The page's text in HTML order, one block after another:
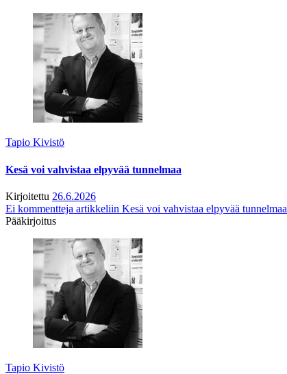
Tapio Kivistö
Kesä voi vahvistaa elpyvää tunnelmaa
Kirjoitettu 26.6.2026
Ei kommentteja artikkeliin Kesä voi vahvistaa elpyvää tunnelmaa
Pääkirjoitus
Tapio Kivistö